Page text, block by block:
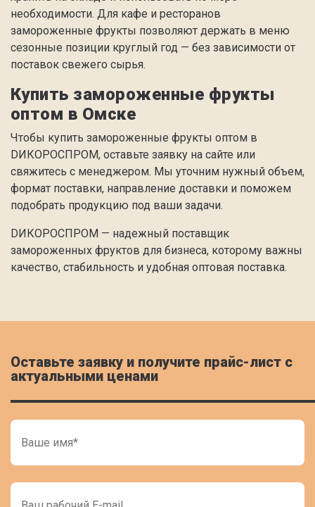
необходимости. Для кафе и ресторанов
замороженные фрукты позволяют держать в меню
сезонные позиции круглый год — без зависимости от
поставок свежего сырья.
Купить замороженные фрукты
оптом в Омске
Чтобы купить замороженные фрукты оптом в
DИКОРОСПРОМ, оставьте заявку на сайте или
свяжитесь с менеджером. Мы уточним нужный объем,
формат поставки, направление доставки и поможем
подобрать продукцию под ваши задачи.
DИКОРОСПРОМ — надежный поставщик
замороженных фруктов для бизнеса, которому важны
качество, стабильность и удобная оптовая поставка.
Оставьте заявку и получите прайс-лист c
актуальными ценами